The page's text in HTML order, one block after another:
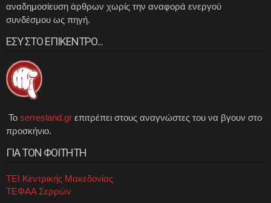
αναδημοσίευση άρθρων χωρίς την αναφορά ενεργού
συνδέσμου ως πηγή.
ΕΣΥ ΣΤΟ ΕΠΙΚΕΝΤΡΟ...
Το serresland.gr επιτρέπει στους αναγνώστες του να βγουν στο
προσκήνιο.
ΓΙΑ ΤΟΝ ΦΟΙΤΗΤΗ
ΤΕΙ Κεντρικής Μακεδονίας
ΤΕΦΑΑ Σερρών